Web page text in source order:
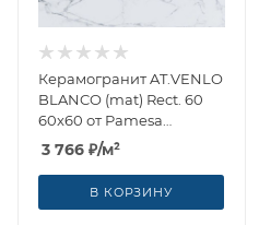
Керамогранит AT.VENLO
BLANCO (mat) Rect. 60
60x60 от Pamesa
(Испания)
3 766 ₽/м²
В КОРЗИНУ